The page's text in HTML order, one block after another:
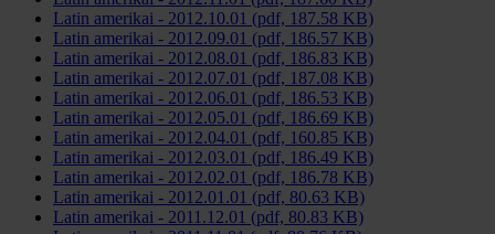
Latin amerikai - 2012.10.01 (pdf, 187.58 KB)
Latin amerikai - 2012.09.01 (pdf, 186.57 KB)
Latin amerikai - 2012.08.01 (pdf, 186.83 KB)
Latin amerikai - 2012.07.01 (pdf, 187.08 KB)
Latin amerikai - 2012.06.01 (pdf, 186.53 KB)
Latin amerikai - 2012.05.01 (pdf, 186.69 KB)
Latin amerikai - 2012.04.01 (pdf, 160.85 KB)
Latin amerikai - 2012.03.01 (pdf, 186.49 KB)
Latin amerikai - 2012.02.01 (pdf, 186.78 KB)
Latin amerikai - 2012.01.01 (pdf, 80.63 KB)
Latin amerikai - 2011.12.01 (pdf, 80.83 KB)